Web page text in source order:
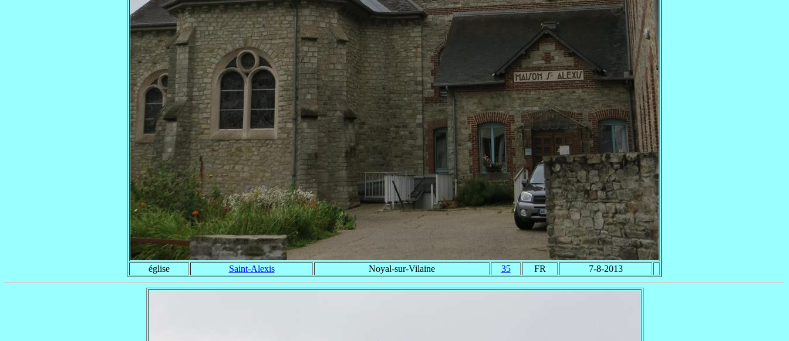
église Saint-Alexis Noyal-sur-Vilaine 35 FR 7-8-2013